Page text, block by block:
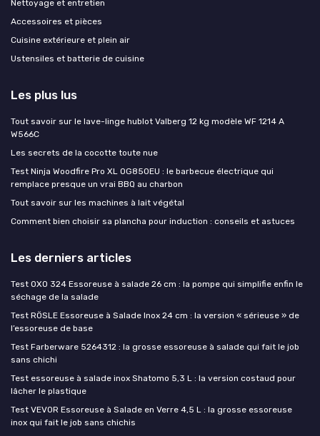
Nettoyage et entretien
Accessoires et pièces
Cuisine extérieure et plein air
Ustensiles et batterie de cuisine
Les plus lus
Tout savoir sur le lave-linge hublot Valberg 12 kg modèle WF 1214 A
W566C
Les secrets de la cocotte toute nue
Test Ninja Woodfire Pro XL OG850EU : le barbecue électrique qui
remplace presque un vrai BBQ au charbon
Tout savoir sur les machines à lait végétal
Comment bien choisir sa plancha pour induction : conseils et astuces
Les derniers articles
Test OXO 324 Essoreuse à salade 26 cm : la pompe qui simplifie enfin le
séchage de la salade
Test RÖSLE Essoreuse à Salade Inox 24 cm : la version « sérieuse » de
l’essoreuse de base
Test Farberware 5264312 : la grosse essoreuse à salade qui fait le job
sans chichi
Test essoreuse à salade inox Shatomo 5,3 L : la version costaud pour
lâcher le plastique
Test VEVOR Essoreuse à Salade en Verre 4,5 L : la grosse essoreuse
inox qui fait le job sans chichis